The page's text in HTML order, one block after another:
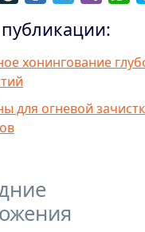
хонингование
для огневой